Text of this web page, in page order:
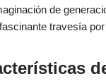
de
travesía